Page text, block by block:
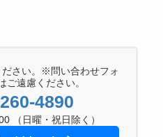
さい。※問い合わせフォ
ご遠慮ください。
4890
（日曜・祝日除く）